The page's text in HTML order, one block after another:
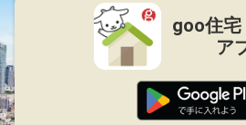
goo住宅
ア